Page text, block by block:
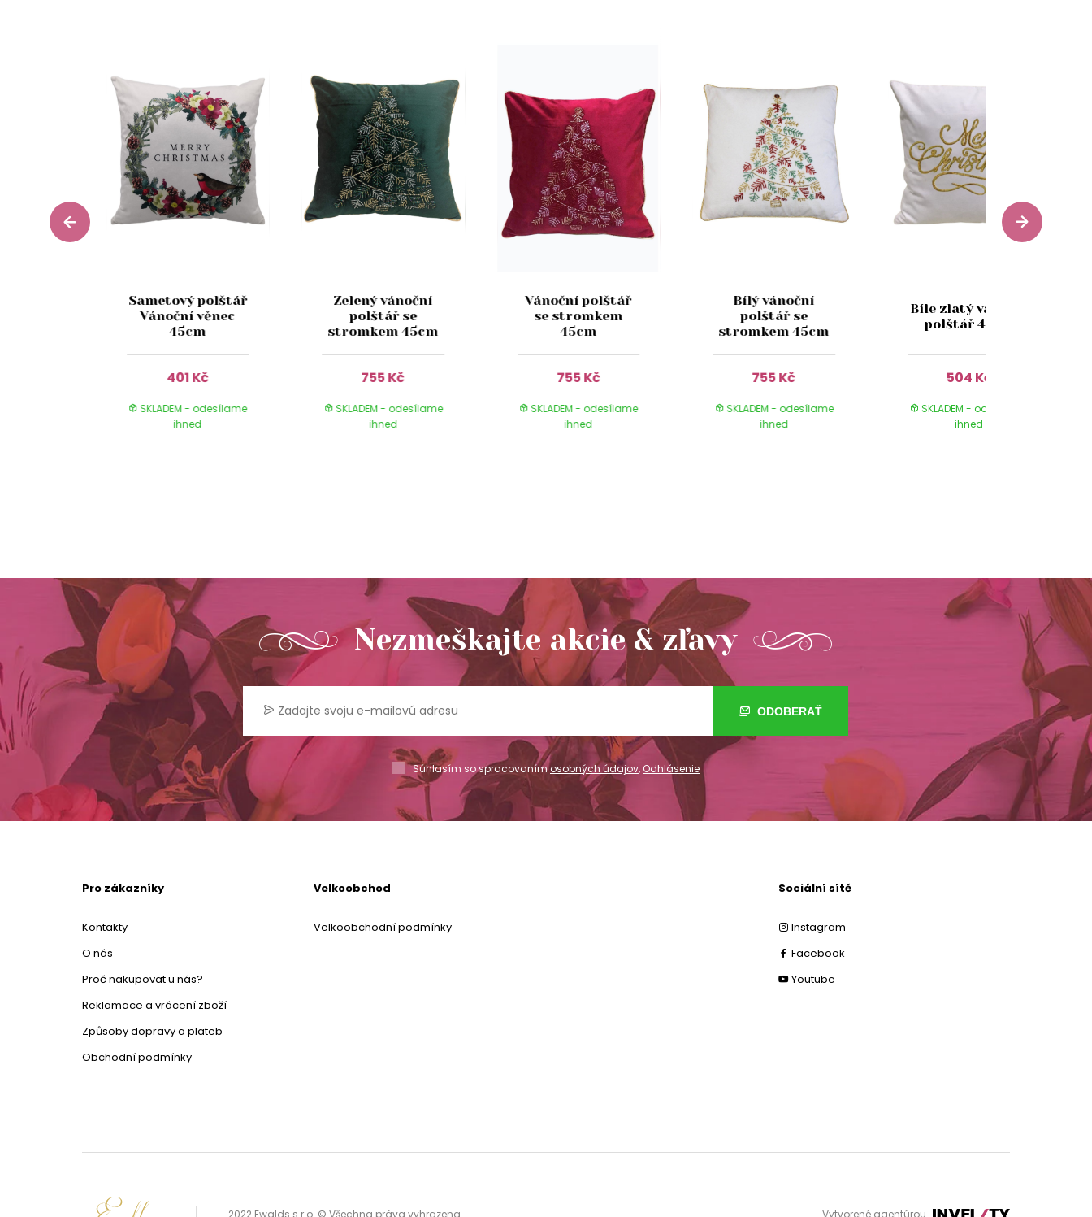
Sametový polštář
Vánoční věnec
45cm
401 Kč
SKLADEM - odesílame
ihned
Zelený vánoční
polštář se
stromkem 45cm
755 Kč
SKLADEM - odesílame
ihned
Vánoční polštář
se stromkem
45cm
755 Kč
SKLADEM - odesílame
ihned
Bílý vánoční
polštář se
stromkem 45cm
755 Kč
SKLADEM - odesílame
ihned
Bíle zlatý vánoční
polštář 45cm
504 Kč
SKLADEM - odesílame
ihned
Nezmeškajte akcie & zľavy
ODOBERAŤ
Súhlasím so spracovanímosobných údajov,Odhlásenie
Pro zákazníky
Kontakty
O nás
Proč nakupovat u nás?
Reklamace a vrácení zboží
Způsoby dopravy a plateb
Obchodní podmínky
Velkoobchod
Velkoobchodní podmínky
Sociální sítě
Instagram
Facebook
Youtube